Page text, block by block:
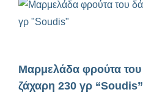
Μαρμελάδα φρούτα
ζάχαρη 230 γρ “Soudis”